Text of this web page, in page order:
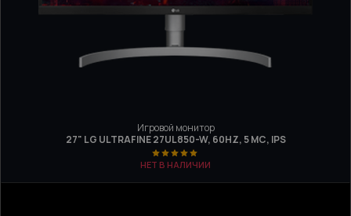
Игровой монитор
27" LG ULTRAFINE 27UL850-W, 60HZ, 5 МС, IPS
НЕТ В НАЛИЧИИ